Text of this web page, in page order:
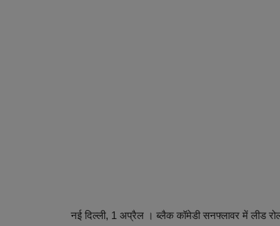
नई दिल्ली, 1 अप्रैल । ब्लैक कॉमेडी सनफ्लावर में लीड